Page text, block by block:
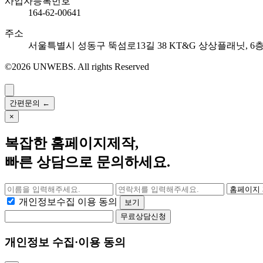
164-62-00641
주소
서울특별시 성동구 뚝섬로13길 38 KT&G 상상플래닛, 6
©2026 UNWEBS. All rights Reserved
간편문의 ←
×
복잡한 홈페이지제작,
빠른 상담으로 문의하세요.
개인정보수집 이용 동의
보기
무료상담신청
개인정보 수집·이용 동의